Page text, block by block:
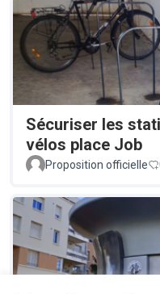
Sécuriser les
vélos place Job
Proposition officielle